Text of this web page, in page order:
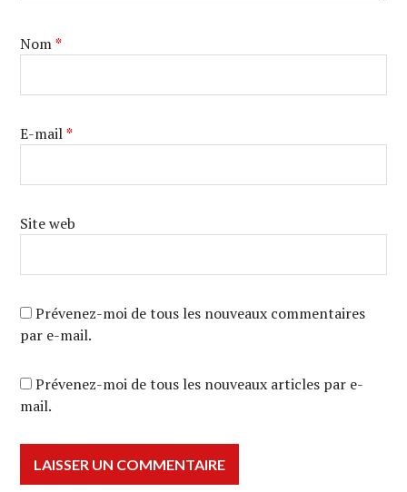
Nom*
E-mail*
Site web
Prévenez-moi de tous les nouveaux commentaires
par e-mail.
Prévenez-moi de tous les nouveaux articles par e-
mail.